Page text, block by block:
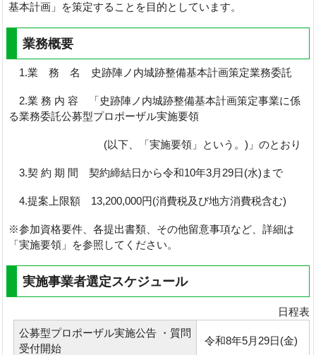
基本計画」を策定することを目的としています。
業務概要
1.業 務 名 史跡陣ノ内城跡整備基本計画策定業務委託
2.業 務 内 容 「史跡陣ノ内城跡整備基本計画策定事業に係
る業務委託公募型プロポーザル実施要領
(以下、「実施要領」という。)」のとおり
3.契 約 期 間 契約締結日から令和10年3月29日(水)まで
4.提案上限額 13,200,000円(消費税及び地方消費税含む)
※参加資格要件、各提出書類、その他留意事項など、詳細は
「実施要領」を参照してください。
実施事業者選定スケジュール
日程表
公募型プロポーザル実施公告 ・質問
受付開始
令和8年5月29日(金)